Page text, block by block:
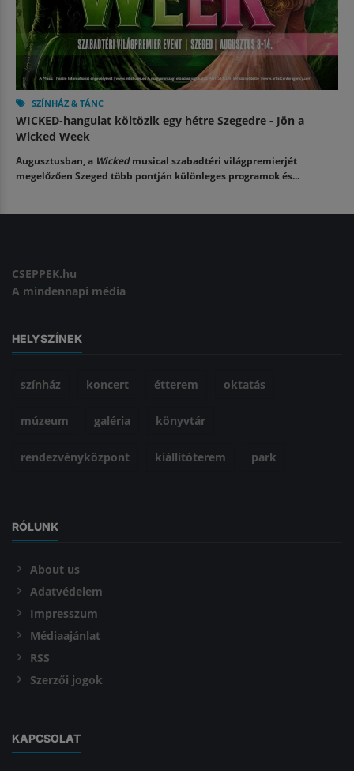
SZÍNHÁZ & TÁNC
WICKED-hangulat költözik egy hétre Szegedre - Jön a
Wicked Week
Augusztusban, a Wickedmusical szabadtéri világpremierjét
megelőzően Szeged több pontján különleges programok és...
CSEPPEK.hu
A mindennapi média
HELYSZÍNEK
színház koncert étterem oktatás
múzeum galéria könyvtár
rendezvényközpont kiállítóterem park
RÓLUNK
About us
Adatvédelem
Impresszum
Médiaajánlat
RSS
Szerzői jogok
KAPCSOLAT